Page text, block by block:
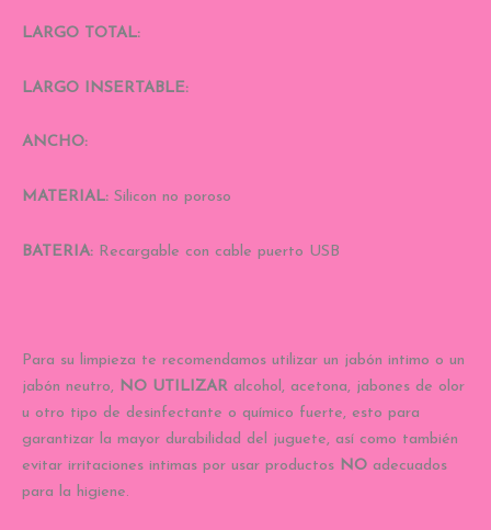
LARGO TOTAL:
LARGO INSERTABLE:
ANCHO:
MATERIAL: Silicon no poroso
BATERIA: Recargable con cable puerto USB
Para su limpieza te recomendamos utilizar un jabón intimo o un
jabón neutro, NO UTILIZAR alcohol, acetona, jabones de olor
u otro tipo de desinfectante o químico fuerte, esto para
garantizar la mayor durabilidad del juguete, así como también
evitar irritaciones intimas por usar productos NO adecuados
para la higiene.